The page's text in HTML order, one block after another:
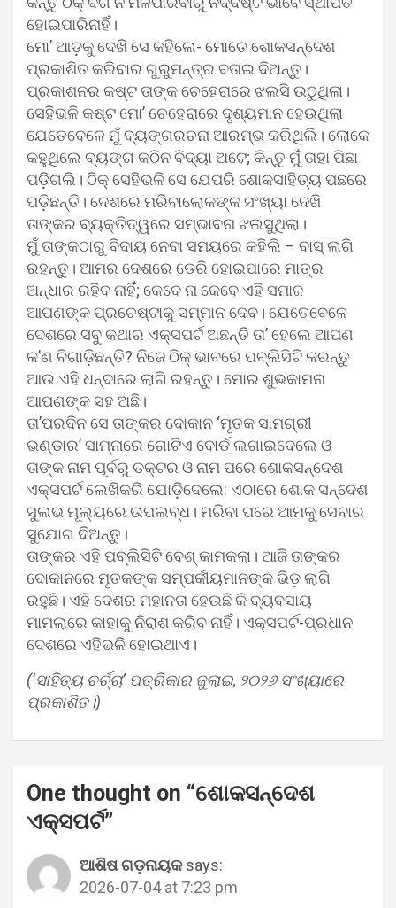
ହୋଇପାରିନାହିଁ।
ମୋ’ ଆଡ଼କୁ ଦେଖି ସେ କହିଲେ- ମୋତେ ଶୋକସନ୍ଦେଶ
ପ୍ରକାଶିତ କରିବାର ଗୁରୁମନ୍ତ୍ର ବତାଇ ଦିଅନ୍ତୁ।
ପ୍ରକାଶନର କଷ୍ଟ ତାଙ୍କ ଚେହେରାରେ ଝଲସି ଉଠୁଥିଲା।
ସେହିଭଳି କଷ୍ଟ ମୋ’ ଚେହେରାରେ ଦୃଶ୍ୟମାନ ହେଉଥିଲା
ଯେତେବେଳେ ମୁଁ ବ୍ୟଙ୍ଗରଚନା ଆରମ୍ଭ କରିଥିଲି। ଲୋକେ
କହୁଥିଲେ ବ୍ୟଙ୍ଗ କଠିନ ବିଦ୍ୟା ଅଟେ; କିନ୍ତୁ ମୁଁ ତାହା ପିଛା
ପଡ଼ିଗଲି। ଠିକ୍‍ ସେହିଭଳି ସେ ଯେପରି ଶୋକସାହିତ୍ୟ ପଛରେ
ପଡ଼ିଛନ୍ତି। ଦେଶରେ ମରିବାଲୋକଙ୍କ ସଂଖ୍ୟା ଦେଖି
ତାଙ୍କର ବ୍ୟକ୍ତିତ୍ୱରେ ସମ୍ଭାବନା ଝଲସୁଥିଲା।
ମୁଁ ତାଙ୍କଠାରୁ ବିଦାୟ ନେବା ସମୟରେ କହିଲି – ବାସ୍‍ ଲାଗି
ରହନ୍ତୁ। ଆମର ଦେଶରେ ଡେରି ହୋଇପାରେ ମାତ୍ର
ଅନ୍ଧାର ରହିବ ନାହିଁ; କେବେ ନା କେବେ ଏହି ସମାଜ
ଆପଣଙ୍କ ପ୍ରଚେଷ୍ଟାକୁ ସମ୍ମାନ ଦେବ। ଯେତେବେଳେ
ଦେଶରେ ସବୁ କଥାର ଏକ୍ସପର୍ଟ ଅଛନ୍ତି ତା’ ହେଲେ ଆପଣ
କ’ଣ ବିଗାଡ଼ିଛନ୍ତି? ନିଜେ ଠିକ୍‍ ଭାବରେ ପବ୍ଲିସିଟି କରନ୍ତୁ
ଆଉ ଏହି ଧନ୍ଦାରେ ଲାଗି ରହନ୍ତୁ। ମୋର ଶୁଭକାମନା
ଆପଣଙ୍କ ସହ ଅଛି।
ତା’ପରଦିନ ସେ ତାଙ୍କର ଦୋକାନ ‘ମୃତକ ସାମଗ୍ରୀ
ଭଣ୍ଡାର’ ସାମ୍ନାରେ ଗୋଟିଏ ବୋର୍ଡ ଲଗାଇଦେଲେ ଓ
ତାଙ୍କ ନାମ ପୂର୍ବରୁ ଡକ୍ଟର ଓ ନାମ ପରେ ଶୋକସନ୍ଦେଶ
ଏକ୍ସପର୍ଟ ଲେଖିକରି ଯୋଡ଼ିଦେଲେ: ଏଠାରେ ଶୋକ ସନ୍ଦେଶ
ସୁଲଭ ମୂଲ୍ୟରେ ଉପଲବ୍ଧ। ମରିବା ପରେ ଆମକୁ ସେବାର
ସୁଯୋଗ ଦିଅନ୍ତୁ।
ତାଙ୍କର ଏହି ପବ୍ଲିସିଟି ବେଶ୍‍ କାମକଲା। ଆଜି ତାଙ୍କର
ଦୋକାନରେ ମୃତକଙ୍କ ସମ୍ପର୍କୀୟମାନଙ୍କ ଭିଡ଼ ଲାଗି
ରହୁଛି। ଏହି ଦେଶର ମହାନତା ହେଉଛି କି ବ୍ୟବସାୟ
ମାମଲାରେ କାହାକୁ ନିରାଶ କରିବ ନାହିଁ। ଏକ୍ସପର୍ଟ-ପ୍ରଧାନ
ଦେଶରେ ଏହିଭଳି ହୋଇଥାଏ।
(‘ସାହିତ୍ୟ ଚର୍ଚ୍ଚା’ ପତ୍ରିକାର ଜୁଲାଇ, ୨୦୨୬ ସଂଖ୍ୟାରେ
ପ୍ରକାଶିତ।)
One thought on “ଶୋକସନ୍ଦେଶ
ଏକ୍ସପର୍ଟ”
ଆଶିଷ ଗଡ଼ନାୟକ says:
2026-07-04 at 7:23 pm